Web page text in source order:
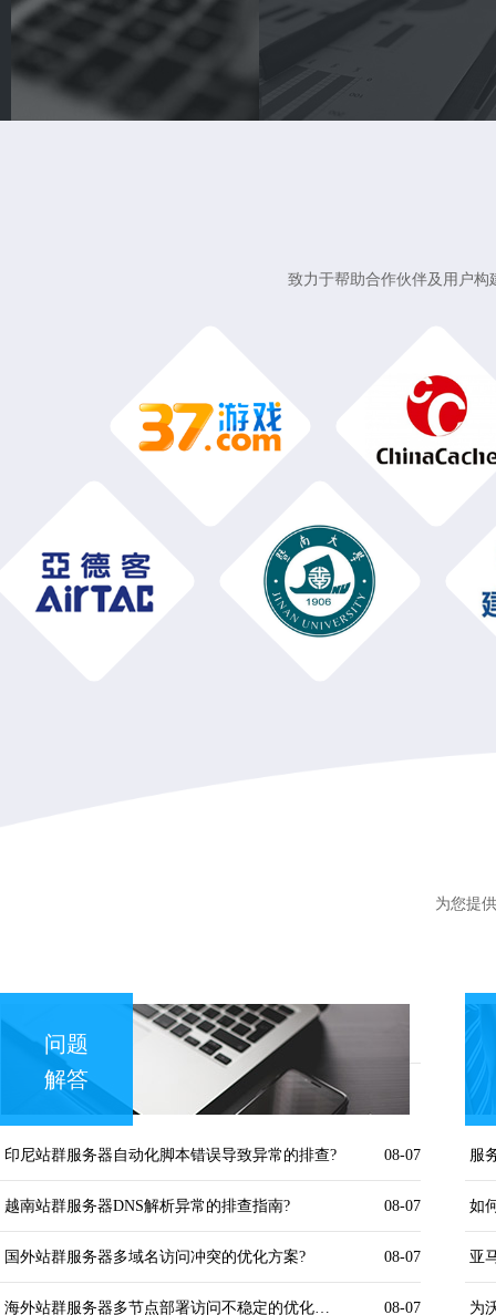
致力于帮助合作伙伴及用户
为您提
问题
解答
08-07
印尼站群服务器自动化脚本错误导致异常的排查?
08-07
越南站群服务器DNS解析异常的排查指南?
08-07
国外站群服务器多域名访问冲突的优化方案?
08-07
海外站群服务器多节点部署访问不稳定的优化方案?
亚